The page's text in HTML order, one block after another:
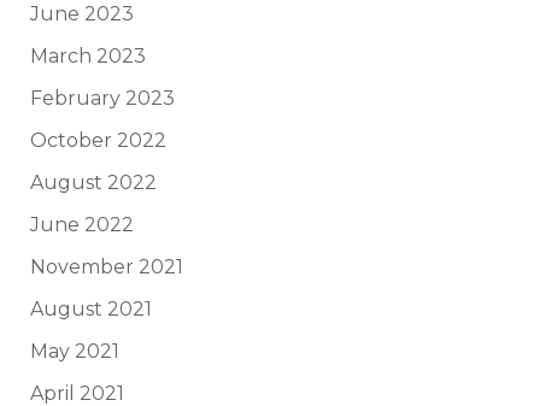
June 2023
March 2023
February 2023
October 2022
August 2022
June 2022
November 2021
August 2021
May 2021
April 2021